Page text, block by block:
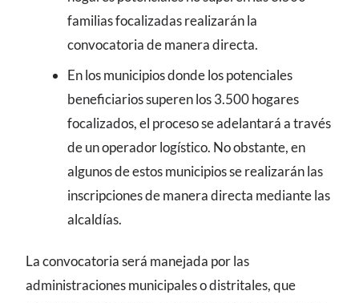
familias focalizadas realizarán la
convocatoria de manera directa.
En los municipios donde los potenciales
beneficiarios superen los 3.500 hogares
focalizados, el proceso se adelantará a través
de un operador logístico. No obstante, en
algunos de estos municipios se realizarán las
inscripciones de manera directa mediante las
alcaldías.
La convocatoria será manejada por las
administraciones municipales o distritales, que